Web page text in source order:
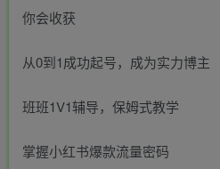
你会收获
从0到1成功起号，成为实力博主
班班1V1辅导，保姆式教学
掌握小红书爆款流量密码